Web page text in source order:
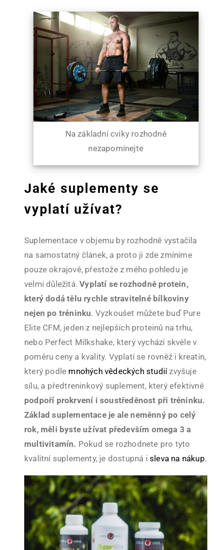
Na základní cviky rozhodně
nezapomínejte
Jaké suplementy se
vyplatí užívat?
Suplementace v objemu by rozhodně vystačila
na samostatný článek, a proto ji zde zmíníme
pouze okrajově, přestože z mého pohledu je
velmi důležitá.Vyplatí se rozhodně protein,
který dodá tělu rychle stravitelné bílkoviny
nejen po tréninku. Vyzkoušet můžete buď Pure
Elite CFM, jeden z nejlepších proteinů na trhu,
nebo Perfect Milkshake, který vychází skvěle v
poměru ceny a kvality. Vyplatí se rovněž i kreatin,
který podle mnohých vědeckých studiízvyšuje
sílu, a předtreninkový suplement, který efektivně
podpoří prokrvení i soustředěnost při tréninku.
Základ suplementace je ale neměnný po celý
rok, měli byste užívat především omega 3 a
multivitamín. Pokud se rozhodnete pro tyto
kvalitní suplementy, je dostupná i sleva na nákup.
Základy v suplementaci